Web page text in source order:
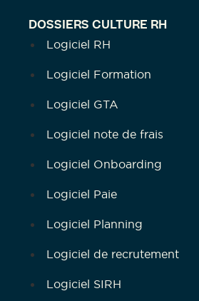
DOSSIERS CULTURE RH
Logiciel RH
Logiciel Formation
Logiciel GTA
Logiciel note de frais
Logiciel Onboarding
Logiciel Paie
Logiciel Planning
Logiciel de recrutement
Logiciel SIRH